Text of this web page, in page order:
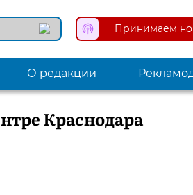
Принимаем
О редакции
Краснодара